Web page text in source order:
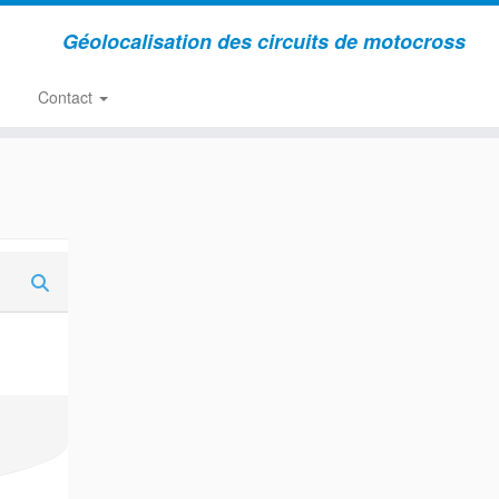
Géolocalisation des circuits de motocross
Contact